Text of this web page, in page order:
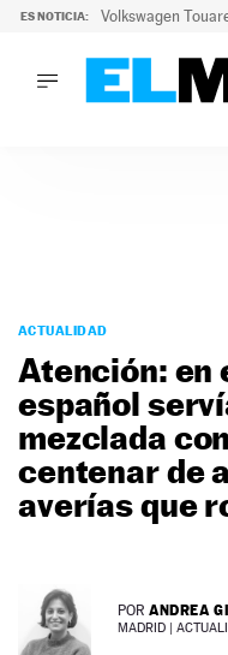
ES NOTICIA: Volkswagen
PODCAST
MOTOS
TECNOLOGÍA
SUPERCOCHES
SERVICIOS
SÍGUENOS
ACTUALIDAD
Atención: en
español
mezclada
centenar de
averías que
POR ANDREA
MADRID |